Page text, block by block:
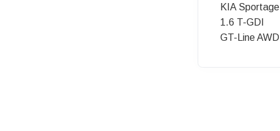
KIA Sportage
1.6 T-GDI
GT-Line AWD